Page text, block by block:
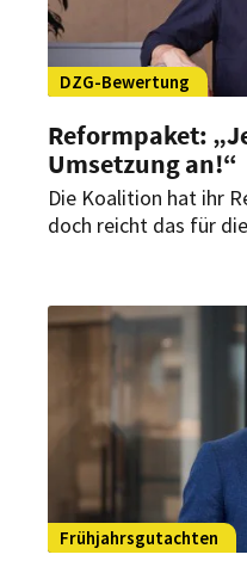
DZG-Bewertung
Reformpaket:
Umsetzung an!“
Die Koalition hat ihr
doch reicht das für
Zugleich bleiben aus
für das Gastgewerbe
Frühjahrsgutachten